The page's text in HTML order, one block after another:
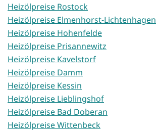
Heizölpreise Rostock
Heizölpreise Elmenhorst-Lichtenhagen
Heizölpreise Hohenfelde
Heizölpreise Prisannewitz
Heizölpreise Kavelstorf
Heizölpreise Damm
Heizölpreise Kessin
Heizölpreise Lieblingshof
Heizölpreise Bad Doberan
Heizölpreise Wittenbeck